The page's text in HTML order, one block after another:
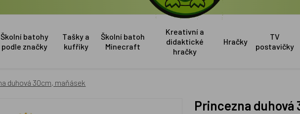
Školní batohy
podle značky
Tašky a
kufříky
Školní batoh
Minecraft
Kreativní a
didaktické
hračky
Hračky
TV
postavičky
duhová 30cm, maňásek
Princezna